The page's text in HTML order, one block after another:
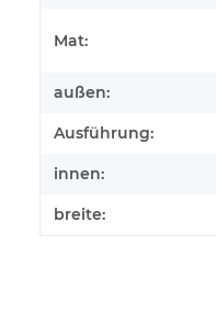
Mat:
außen:
Ausführung:
innen:
breite: